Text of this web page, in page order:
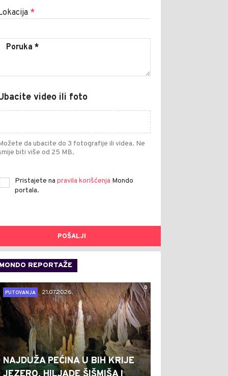
*
video ili foto
da ubacite do 3 fotografije ili videa. Ne
biti više od 25 MB.
Pristajete na pravila korišćenja Mondo
portala.
POŠALJI
MONDO REPORTAŽE
0
PUTOVANJA
21.07.2026.
NAJDUŽA PEĆINA U BIH KRIJE